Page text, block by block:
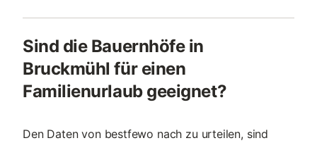
Sind die Bauernhöfe in
Bruckmühl für einen
Familienurlaub geeignet?
Den Daten von bestfewo nach zu urteilen, sind